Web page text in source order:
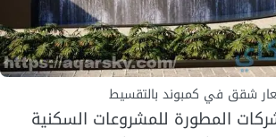
شقق في كمبوند بالتقسيط
المطورة للمشروعات السكنية